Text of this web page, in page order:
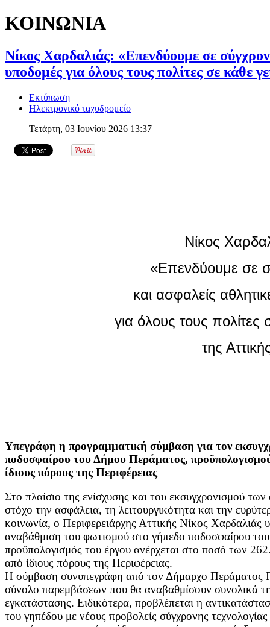
ΚΟΙΝΩΝΙΑ
Νίκος Χαρδαλιάς: «Επενδύουμε σε
υποδομές για όλους τους πολίτες σε κάθε
Εκτύπωση
Ηλεκτρονικό ταχυδρομείο
Τετάρτη, 03 Ιουνίου 2026 13:37
Νίκος
«Επενδύουμε σε
και ασφαλείς
για όλους τους πολίτες
της
Υπεγράφη η προγραμματική σύμβαση για τον
ποδοσφαίρου του Δήμου Περάματος,
ίδιους πόρους της Περιφέρειας
Στο πλαίσιο της ενίσχυσης και του εκσυγχρονισμού
στόχο την ασφάλεια, τη λειτουργικότητα και την
κοινωνία, ο Περιφερειάρχης Αττικής Νίκος
αναβάθμιση του φωτισμού στο γήπεδο ποδοσφαίρου
προϋπολογισμός του έργου ανέρχεται στο ποσό των
από ίδιους πόρους της Περιφέρειας.
Η σύμβαση συνυπεγράφη από τον Δήμαρχο Περάματος
σύνολο παρεμβάσεων που θα αναβαθμίσουν συνολικά
εγκατάστασης. Ειδικότερα, προβλέπεται η
του γηπέδου με νέους προβολείς σύγχρονης